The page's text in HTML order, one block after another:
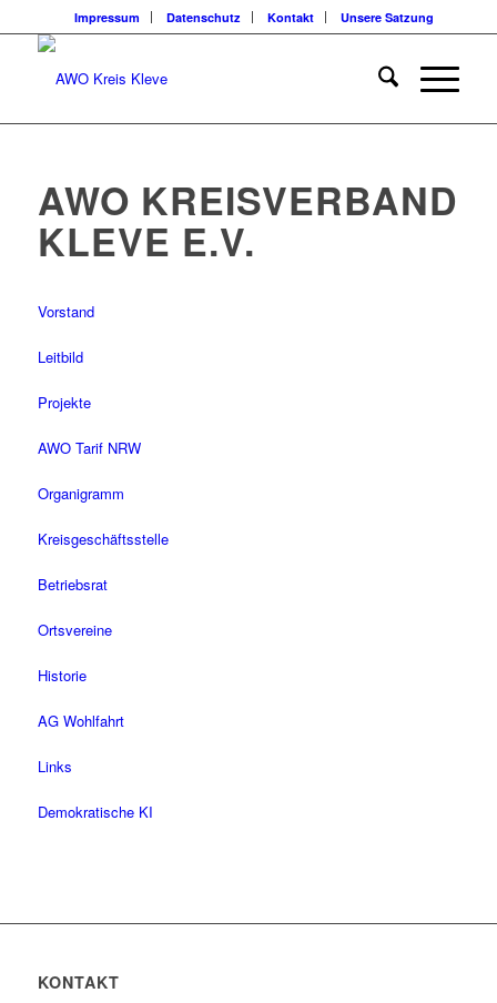
Impressum Datenschutz Kontakt Unsere Satzung
AWO KREISVERBAND
KLEVE E.V.
Vorstand
Leitbild
Projekte
AWO Tarif NRW
Organigramm
Kreisgeschäftsstelle
Betriebsrat
Ortsvereine
Historie
AG Wohlfahrt
Links
Demokratische KI
KONTAKT